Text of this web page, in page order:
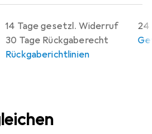
14 Tage gesetzl. Widerruf
30 Tage Rückgaberecht
Rückgaberichtlinien
24